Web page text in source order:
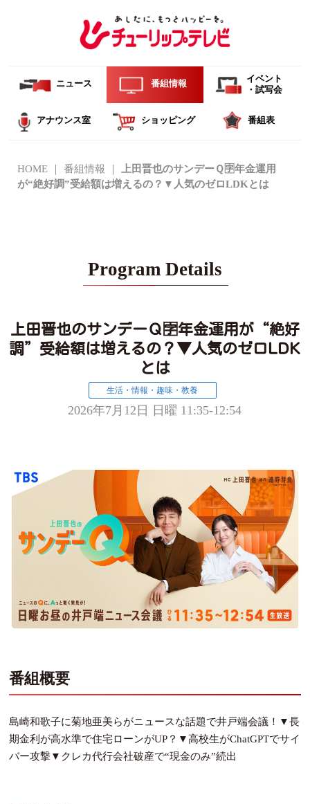
ニュース 番組情報
イベント
・試写会
アナウンス室 ショッピング 番組表
HOME 番組情報
上田晋也のサンデーＱ🈑年金運用
が“絶好調”受給額は増えるの？▼人気のゼロLDKとは
Program Details
上田晋也のサンデーＱ🈑年金運用が“絶好
調”受給額は増えるの？▼人気のゼロLDK
とは
生活・情報・趣味・教養
2026年7月12日 日曜 11:35-12:54
番組概要
島崎和歌子に菊地亜美らがニュースな話題で井戸端会議！▼長
期金利が高水準で住宅ローンがUP？▼高校生がChatGPTでサイ
バー攻撃▼クレカ代行会社破産で“現金のみ”続出